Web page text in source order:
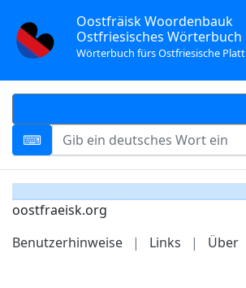
Oostfräisk Woordenbauk
Ostfriesisches Wörterbuch
Wörterbuch fürs Ostfriesische Platt
oostfraeisk.org
Benutzerhinweise
| Links | Über